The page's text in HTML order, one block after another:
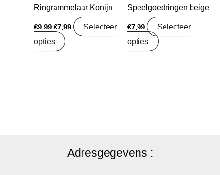
Ringrammelaar Konijn
€9,99 €7,99
Selecteer
opties
Speelgoedringen beige
€7,99
Selecteer
opties
Adresgegevens :